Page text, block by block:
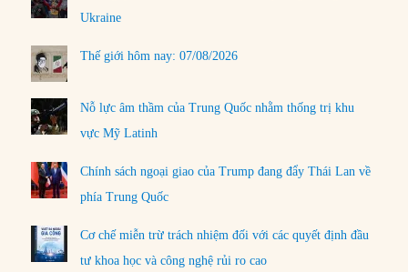
Ukraine
Thế giới hôm nay: 07/08/2026
Nỗ lực âm thầm của Trung Quốc nhằm thống trị khu
vực Mỹ Latinh
Chính sách ngoại giao của Trump đang đẩy Thái Lan về
phía Trung Quốc
Cơ chế miễn trừ trách nhiệm đối với các quyết định đầu
tư khoa học và công nghệ rủi ro cao